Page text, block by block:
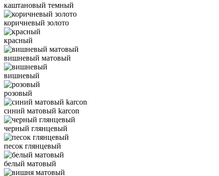
каштановый темный
коричневый золото
красный
вишневый матовый
вишневый
розовый
синий матовый karcon
черный глянцевый
песок глянцевый
белый матовый